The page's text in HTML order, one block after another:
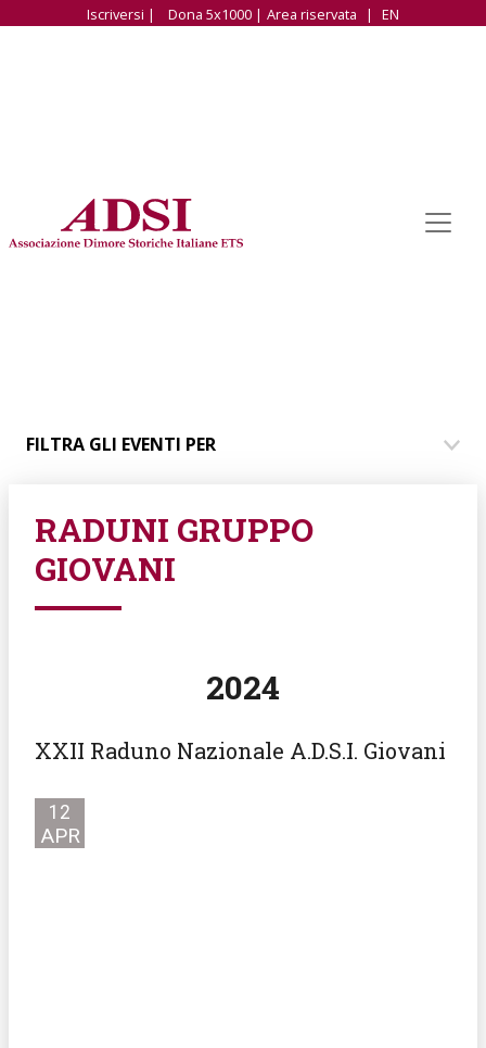
Iscriversi | Dona 5x1000 | Area riservata | EN
FILTRA GLI EVENTI PER
RADUNI GRUPPO
GIOVANI
2024
XXII Raduno Nazionale A.D.S.I. Giovani
12
APR